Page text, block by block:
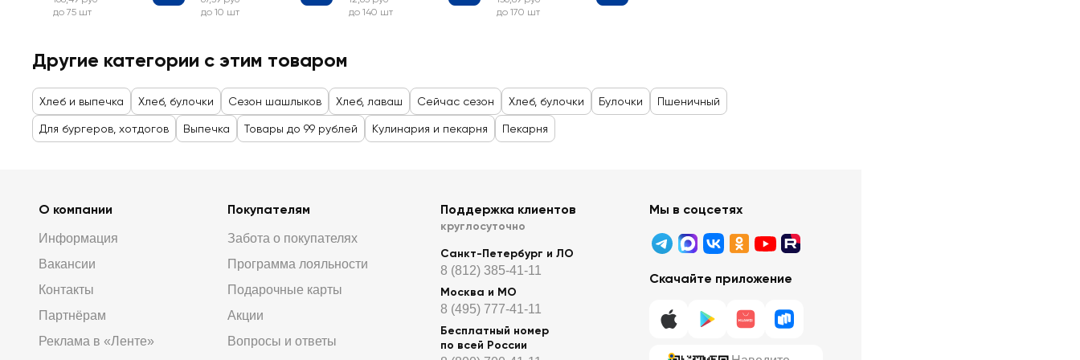
до 75 шт
до 10 шт
до 140 шт
до 170 шт
Другие категории с этим товаром
Хлеб и выпечка Хлеб, булочки Сезон шашлыков Хлеб, лаваш Сейчас сезон Хлеб, булочки Булочки Пшеничный
Для бургеров, хотдогов Выпечка Товары до 99 рублей Кулинария и пекарня Пекарня
О компании
Информация
Вакансии
Контакты
Партнёрам
Реклама в «Ленте»
Покупателям
Забота о покупателях
Программа лояльности
Подарочные карты
Акции
Вопросы и ответы
Поддержка клиентов
круглосуточно
Санкт-Петербург и ЛО
8 (812) 385-41-11
Москва и МО
8 (495) 777-41-11
Бесплатный номер
по всей России
Мы в соцсетях
Скачайте приложение